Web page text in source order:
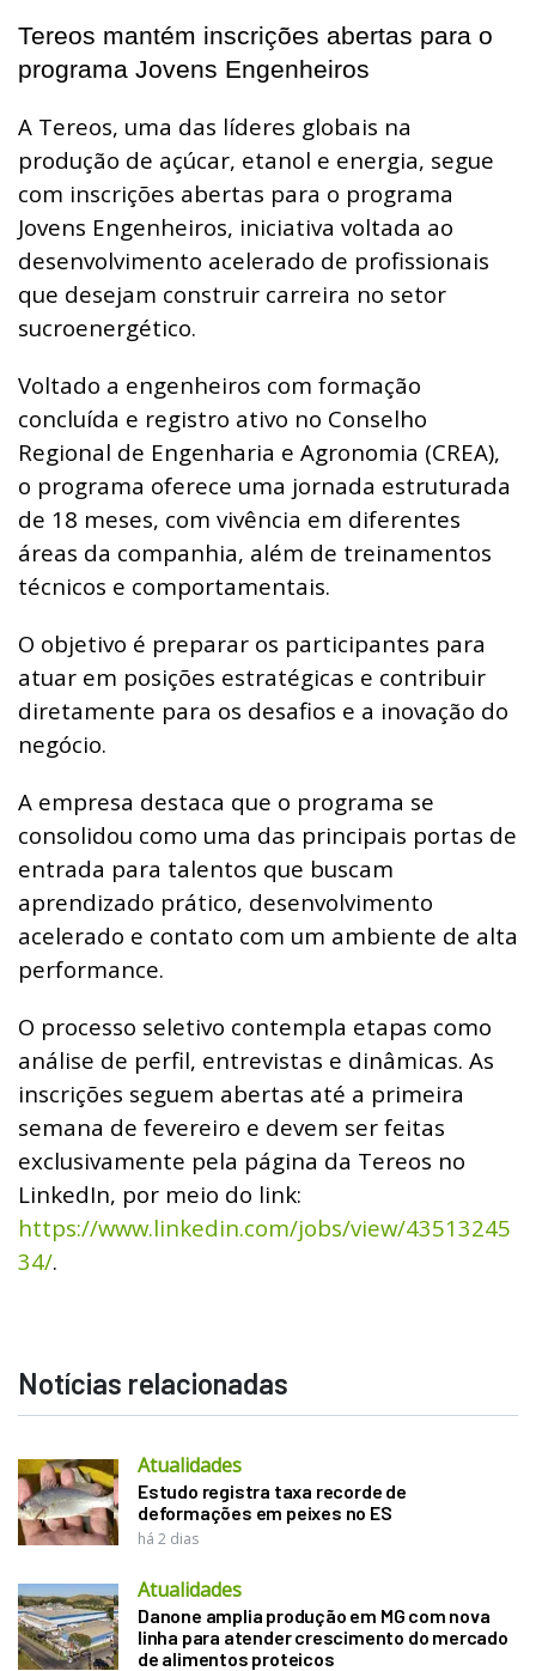
Tereos mantém inscrições abertas para o
programa Jovens Engenheiros
A Tereos, uma das líderes globais na
produção de açúcar, etanol e energia, segue
com inscrições abertas para o programa
Jovens Engenheiros, iniciativa voltada ao
desenvolvimento acelerado de profissionais
que desejam construir carreira no setor
sucroenergético.
Voltado a engenheiros com formação
concluída e registro ativo no Conselho
Regional de Engenharia e Agronomia (CREA),
o programa oferece uma jornada estruturada
de 18 meses, com vivência em diferentes
áreas da companhia, além de treinamentos
técnicos e comportamentais.
O objetivo é preparar os participantes para
atuar em posições estratégicas e contribuir
diretamente para os desafios e a inovação do
negócio.
A empresa destaca que o programa se
consolidou como uma das principais portas de
entrada para talentos que buscam
aprendizado prático, desenvolvimento
acelerado e contato com um ambiente de alta
performance.
O processo seletivo contempla etapas como
análise de perfil, entrevistas e dinâmicas. As
inscrições seguem abertas até a primeira
semana de fevereiro e devem ser feitas
exclusivamente pela página da Tereos no
LinkedIn, por meio do link:
https://www.linkedin.com/jobs/view/43513245
34/.
Notícias relacionadas
Atualidades
Estudo registra taxa recorde de
deformações em peixes no ES
há 2 dias
Atualidades
Danone amplia produção em MG com nova
linha para atender crescimento do mercado
de alimentos proteicos